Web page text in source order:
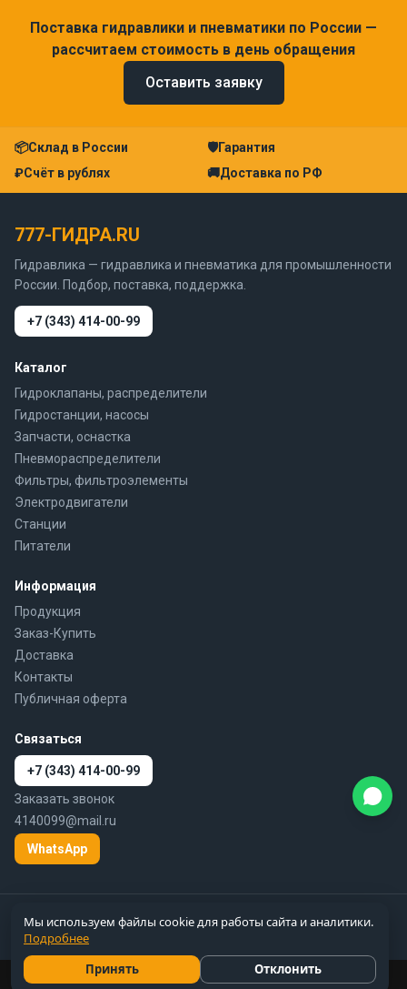
Поставка гидравлики и пневматики по России —
рассчитаем стоимость в день обращения
Оставить заявку
📦Склад в России 🛡Гарантия
₽Счёт в рублях 🚚Доставка по РФ
777-ГИДРА.RU
Гидравлика — гидравлика и пневматика для промышленности
России. Подбор, поставка, поддержка.
+7 (343) 414-00-99
Каталог
Гидроклапаны, распределители
Гидростанции, насосы
Запчасти, оснастка
Пневмораспределители
Фильтры, фильтроэлементы
Электродвигатели
Станции
Питатели
Информация
Продукция
Заказ-Купить
Доставка
Контакты
Публичная оферта
Связаться
+7 (343) 414-00-99
Заказать звонок
4140099@mail.ru
WhatsApp
пневматики по России
Цены справочные, не являются публичной офертой
Цены и вся информация на сайте 777-gidra.ru носят справочный
Мы используем файлы cookie для работы сайта и аналитики.
Подробнее
Принять
Отклонить